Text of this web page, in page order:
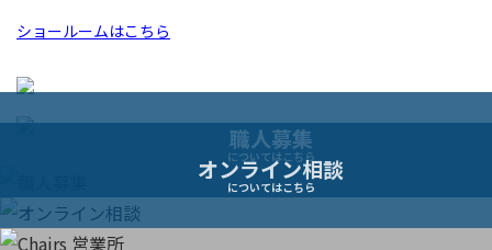
ショールームはこちら
職人募集
についてはこちら
オンライン相談
についてはこちら